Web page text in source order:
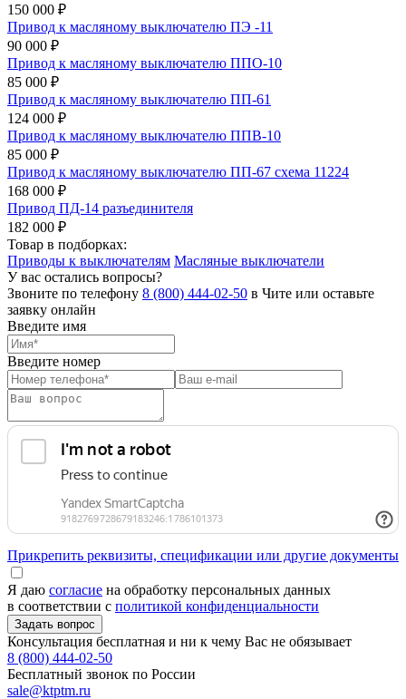
150 000 ₽
Привод к масляному выключателю ПЭ -11
90 000 ₽
Привод к масляному выключателю ППО-10
85 000 ₽
Привод к масляному выключателю ПП-61
124 000 ₽
Привод к масляному выключателю ППВ-10
85 000 ₽
Привод к масляному выключателю ПП-67 схема 11224
168 000 ₽
Привод ПД-14 разъединителя
182 000 ₽
Товар в подборках:
Приводы к выключателям Масляные выключатели
У вас остались вопросы?
Звоните по телефону 8 (800) 444-02-50 в Чите или оставьте
заявку онлайн
Введите имя
Введите номер
Прикрепить реквизиты, спецификации или другие документы
Я даю согласие на обработку персональных данных
в соответствии с политикой конфиденциальности
Консультация бесплатная и ни к чему Вас не обязывает
8 (800) 444-02-50
Бесплатный звонок по России
sale@ktptm.ru